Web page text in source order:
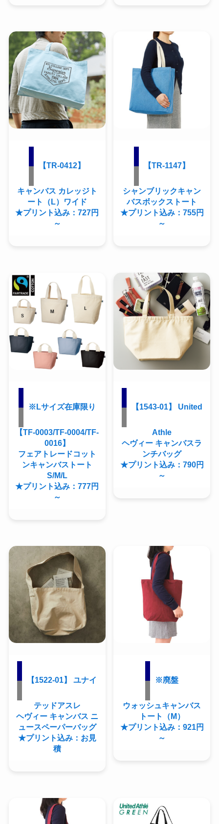
【TR-0412】
キャンバス カレッジト
ート（L）ワイド
★プリント込み：727円
～
【TR-1147】
シャンブリックキャン
バスボックストート
★プリント込み：755円
～
※Lサイズ在庫限り
【TF-0003/TF-0004/TF-
0016】
フェアトレードコット
ンキャンバストート
S/M/L
★プリント込み：777円
～
【1543-01】 United
Athle
ヘヴィー キャンバスラ
ンチバッグ
★プリント込み：790円
～
【1522-01】 ユナイ
テッドアスレ
ヘヴィー キャンバス ニ
ュースペーパーバッグ
★プリント込み：お見
積
※廃盤
ウォッシュキャンバス
トート（M）
★プリント込み：921円
～